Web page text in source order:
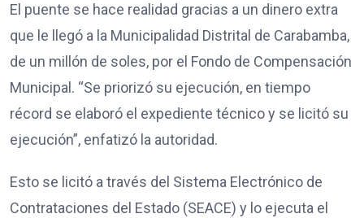
El puente se hace realidad gracias a un dinero extra
que le llegó a la Municipalidad Distrital de Carabamba,
de un millón de soles, por el Fondo de Compensación
Municipal. “Se priorizó su ejecución, en tiempo
récord se elaboró el expediente técnico y se licitó su
ejecución”, enfatizó la autoridad.
Esto se licitó a través del Sistema Electrónico de
Contrataciones del Estado (SEACE) y lo ejecuta el